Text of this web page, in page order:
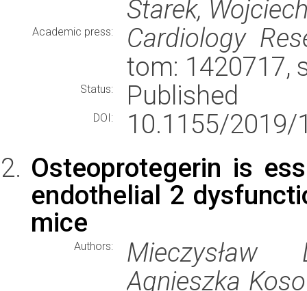
Starek,
Academic press:
Cardiology
tom: 1420717,
Status: Published
DOI:
10.1155/2019/
Osteoprotegerin is
endothelial 2
mice
Authors:
Mieczysław
Agnieszka